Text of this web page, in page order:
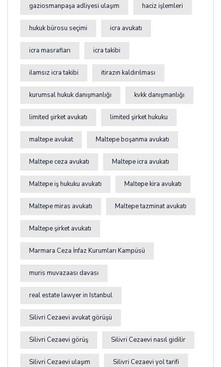
gaziosmanpaşa adliyesi ulaşım haciz işlemleri
hukuk bürosu seçimi icra avukatı
icra masrafları icra takibi
ilamsız icra takibi itirazın kaldırılması
kurumsal hukuk danışmanlığı kvkk danışmanlığı
limited şirket avukatı limited şirket hukuku
maltepe avukat Maltepe boşanma avukatı
Maltepe ceza avukatı Maltepe icra avukatı
Maltepe iş hukuku avukatı Maltepe kira avukatı
Maltepe miras avukatı Maltepe tazminat avukatı
Maltepe şirket avukatı
Marmara Ceza İnfaz Kurumları Kampüsü
muris muvazaası davası
real estate lawyer in Istanbul
Silivri Cezaevi avukat görüşü
Silivri Cezaevi görüş Silivri Cezaevi nasıl gidilir
Silivri Cezaevi ulaşım Silivri Cezaevi yol tarifi